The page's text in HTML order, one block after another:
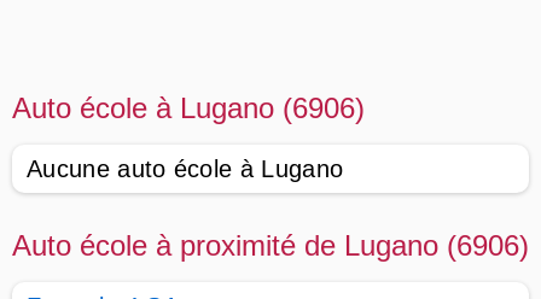
Auto école à Lugano (6906)
Aucune auto école à Lugano
Auto école à proximité de Lugano (6906)